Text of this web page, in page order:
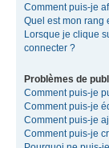
Comment puis-je
Quel est mon rang
Lorsque je clique
connecter ?
Problèmes de
Comment puis-je
Comment puis-je
Comment puis-je
Comment puis-je